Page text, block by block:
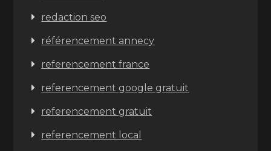
redaction seo
référencement annecy
referencement france
referencement google gratuit
referencement gratuit
referencement local